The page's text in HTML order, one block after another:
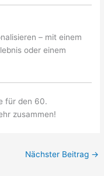
– mit einem
oder einem
für den 60.
zusammen!
Nächster Beitrag →